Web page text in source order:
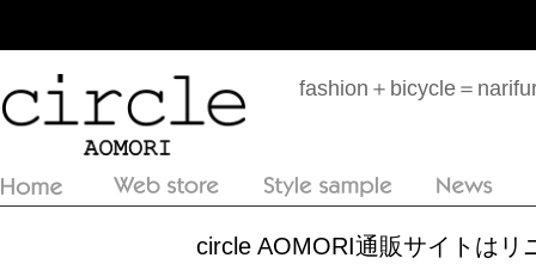
fashion＋bicycle＝
circle AOMORI通販サイトはリ